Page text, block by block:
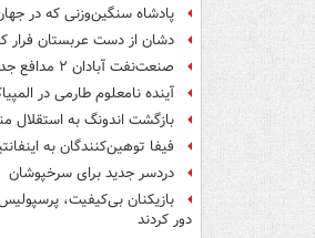
پادشاه سنگین‌وزنی که در
دشان از دست عربستان فرار
صنعت‌نفت آبادان ۲ مدافع جدید جذب کرد
آینده نامعلوم طارمی در
بازگشت اندونگ به استقلال
فیفا توهین‌کنندگان به
دردسر جدید برای سرخپوشان
بازیکنان بی‌کیفیت، پرسپولیس
دور کردند